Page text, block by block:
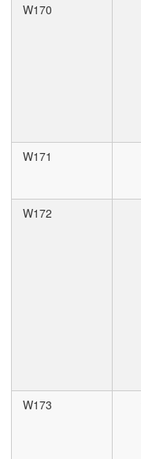
W170
W171
W172
W173